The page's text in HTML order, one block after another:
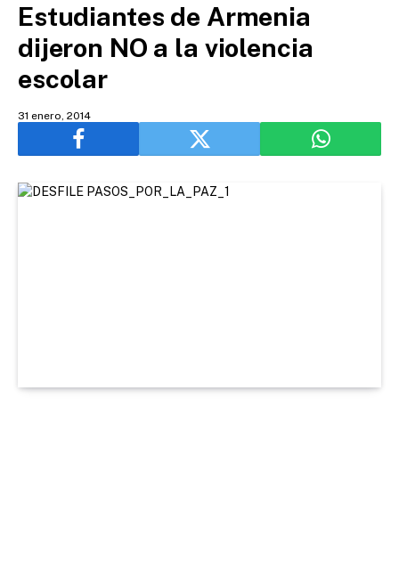
Estudiantes de Armenia
dijeron NO a la violencia
escolar
31 enero, 2014